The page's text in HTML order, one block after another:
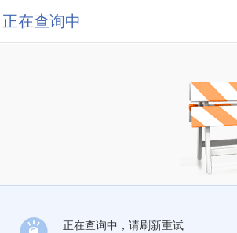
正在查询中
正在查询中，请刷新重试